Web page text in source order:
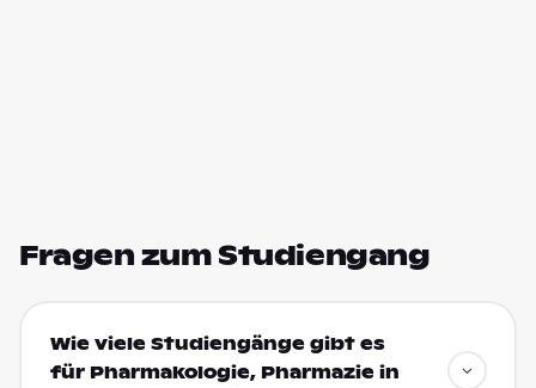
Fragen zum Studiengang
Wie viele Studiengänge gibt es
für Pharmakologie, Pharmazie in